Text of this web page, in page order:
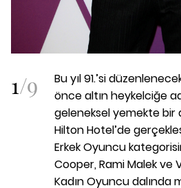
1/9
Bu yıl 91.’si
önce altın heykelciğe
geleneksel yemekte bir
Hilton Hotel’de
Erkek Oyuncu
Cooper, Rami Malek ve
Kadın Oyuncu